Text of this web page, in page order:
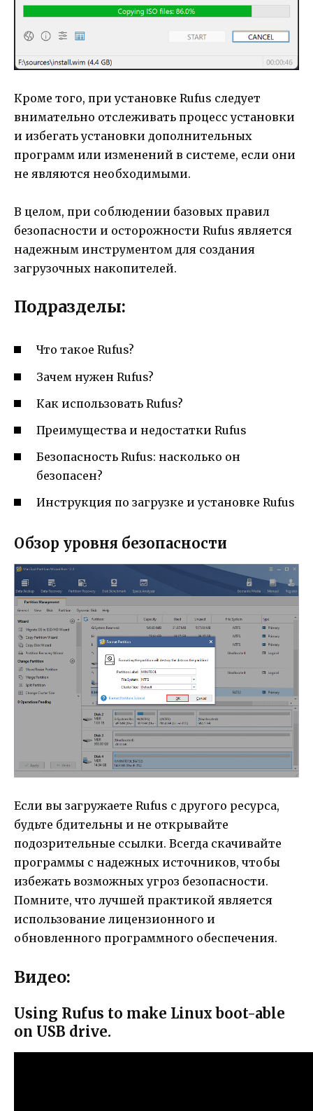
Кроме того, при установке Rufus следует
внимательно отслеживать процесс установки
и избегать установки дополнительных
программ или изменений в системе, если они
не являются необходимыми.
В целом, при соблюдении базовых правил
безопасности и осторожности Rufus является
надежным инструментом для создания
загрузочных накопителей.
Подразделы:
Что такое Rufus?
Зачем нужен Rufus?
Как использовать Rufus?
Преимущества и недостатки Rufus
Безопасность Rufus: насколько он
безопасен?
Инструкция по загрузке и установке Rufus
Обзор уровня безопасности
Если вы загружаете Rufus с другого ресурса,
будьте бдительны и не открывайте
подозрительные ссылки. Всегда скачивайте
программы с надежных источников, чтобы
избежать возможных угроз безопасности.
Помните, что лучшей практикой является
использование лицензионного и
обновленного программного обеспечения.
Видео:
Using Rufus to make Linux boot-able
on USB drive.